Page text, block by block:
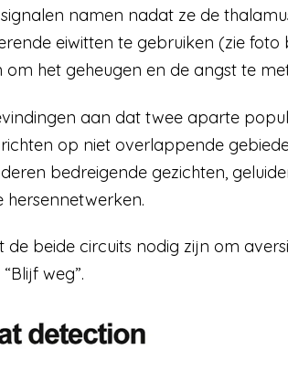
namen nadat ze de
eiwitten te gebruiken (zie foto
het geheugen en de angst te
aan dat twee aparte
op niet overlappende
bedreigende gezichten,
beide circuits nodig zijn om
weg”.